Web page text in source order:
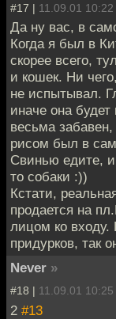
#17 | 11.09.01 10:22
Да ну вас, в
Когда я был в
скорее всего,
и кошек. Ни
не испытывал.
иначе она будет
весьма
рисом был в
Свинью едите, и
то собаки :))
Кстати,
продается на
лицом ко входу.
придурков, так
Never »
#18 | 11.09.01 10:25
2 #13